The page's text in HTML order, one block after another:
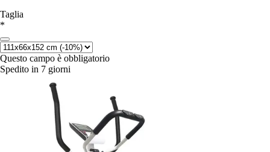
Taglia
*
Questo campo è obbligatorio
Spedito in 7 giorni